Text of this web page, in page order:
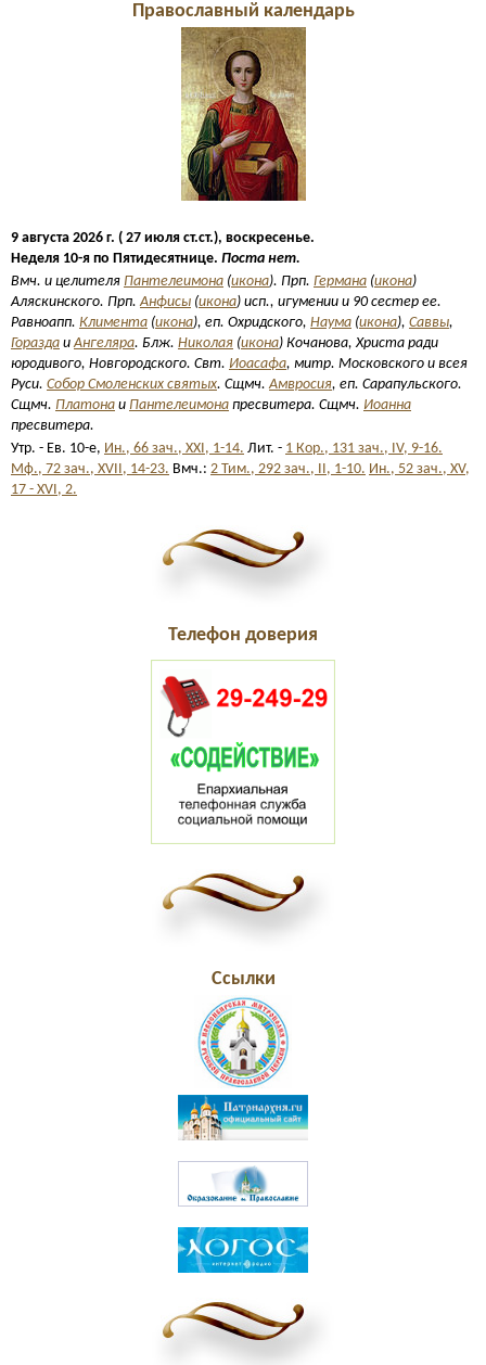
Православный календарь
9 августа 2026 г. ( 27 июля ст.ст.), воскресенье.
Неделя 10-я по Пятидесятнице. Поста нет.
Вмч. и целителя Пантелеимона (икона). Прп. Германа (икона)
Аляскинского. Прп.Анфисы (икона) исп., игумении и 90 сестер ее.
Равноапп. Климента (икона), еп. Охридского, Наума (икона), Саввы,
Горазда иАнгеляра. Блж. Николая (икона) Кочанова, Христа ради
юродивого, Новгородского. Свт. Иоасафа, митр. Московского и всея
Руси. Собор Смоленских святых. Сщмч.Амвросия, еп. Сарапульского.
Сщмч. Платона и Пантелеимона пресвитера. Сщмч. Иоанна
пресвитера.
Утр. - Ев. 10-е, Ин., 66 зач., XXI, 1-14. Лит. - 1 Кор., 131 зач., IV, 9-16.
Мф., 72 зач., XVII, 14-23. Вмч.: 2 Тим., 292 зач., II, 1-10. Ин., 52 зач., XV,
17 - XVI, 2.
Телефон доверия
Ссылки